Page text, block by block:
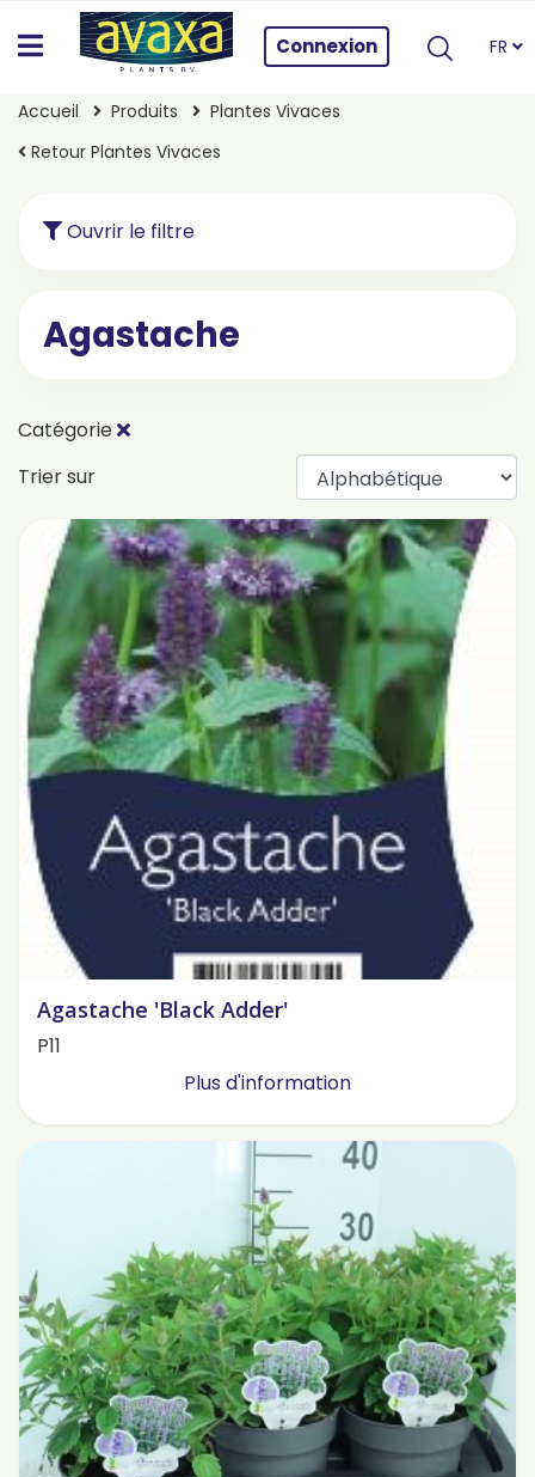
Connexion FR
Accueil Produits
Plantes Vivaces
Retour Plantes Vivaces
Ouvrir le filtre
Agastache
Catégorie
Trier sur
Agastache 'Black Adder'
P11
Plus d'information